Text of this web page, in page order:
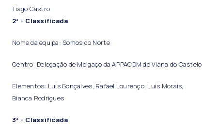
Tiago Castro
2ª – Classificada
Nome da equipa: Somos do Norte
Centro: Delegação de Melgaço da APPACDM de Viana do Castelo
Elementos: Luis Gonçalves, Rafael Lourenço, Luis Morais,
Bianca Rodrigues
3ª – Classificada